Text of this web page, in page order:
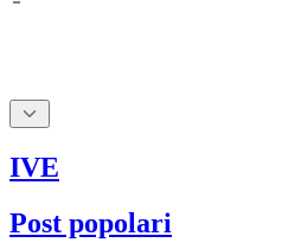
IVE
Post popolari